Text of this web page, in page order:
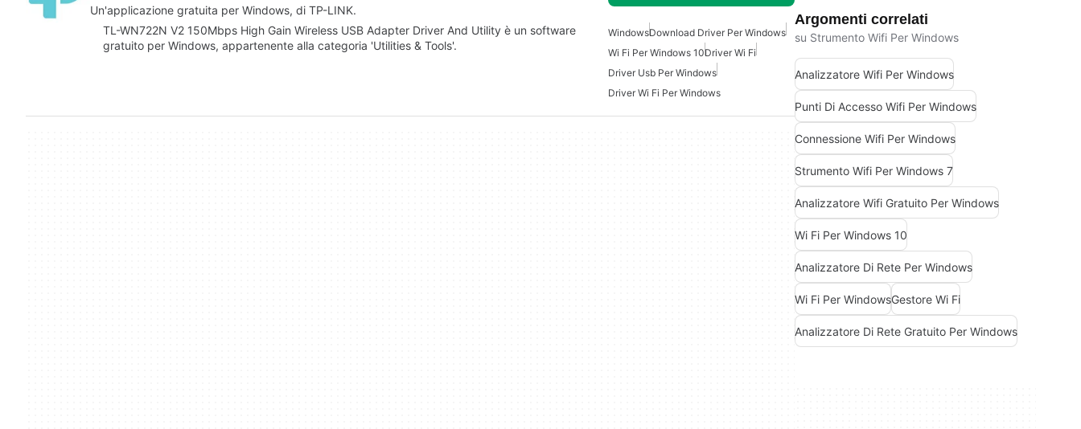
Un'applicazione gratuita per Windows, di TP-LINK.
TL-WN722N V2 150Mbps High Gain Wireless USB Adapter Driver And Utility è un software
gratuito per Windows, appartenente alla categoria 'Utilities & Tools'.
WindowsDownload Driver Per Windows
Wi Fi Per Windows 10Driver Wi Fi
Driver Usb Per Windows
Driver Wi Fi Per Windows
Argomenti correlati
su Strumento Wifi Per Windows
Analizzatore Wifi Per Windows
Punti Di Accesso Wifi Per Windows
Connessione Wifi Per Windows
Strumento Wifi Per Windows 7
Analizzatore Wifi Gratuito Per Windows
Wi Fi Per Windows 10
Analizzatore Di Rete Per Windows
Wi Fi Per WindowsGestore Wi Fi
Analizzatore Di Rete Gratuito Per Windows